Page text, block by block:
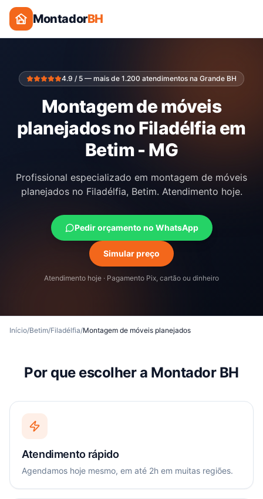
MontadorBH
4.9 / 5 — mais de 1.200 atendimentos na Grande BH
Montagem de móveis
planejados no Filadélfia em
Betim - MG
Profissional especializado em montagem de móveis
planejados no Filadélfia, Betim. Atendimento hoje.
Pedir orçamento no WhatsApp
Simular preço
Atendimento hoje · Pagamento Pix, cartão ou dinheiro
Início/Betim/Filadélfia/Montagem de móveis planejados
Por que escolher a Montador BH
Atendimento rápido
Agendamos hoje mesmo, em até 2h em muitas regiões.